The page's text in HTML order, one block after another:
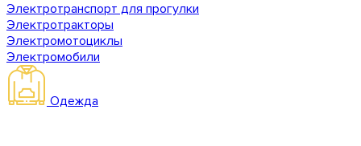
Электротранспорт для прогулки
Электротракторы
Электромотоциклы
Электромобили
Одежда